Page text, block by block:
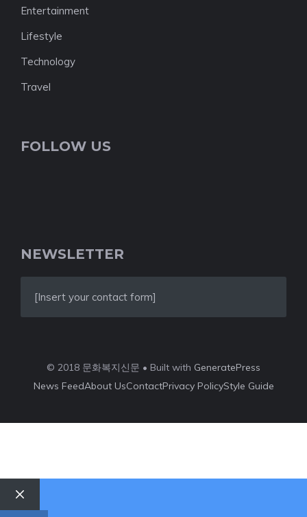
Entertainment
Lifestyle
Technology
Travel
FOLLOW US
NEWSLETTER
[Insert your contact form]
© 2018 문화복지신문 • Built with GeneratePress
News FeedAbout UsContactPrivacy PolicyStyle Guide
Close